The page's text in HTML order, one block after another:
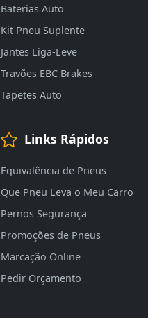
Baterias Auto
Kit Pneu Suplente
Jantes Liga-Leve
Travões EBC Brakes
Tapetes Auto
Links Rápidos
Equivalência de Pneus
Que Pneu Leva o Meu Carro
Pernos Segurança
Promoções de Pneus
Marcação Online
Pedir Orçamento